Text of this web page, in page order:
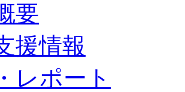
要
援情報
レポート